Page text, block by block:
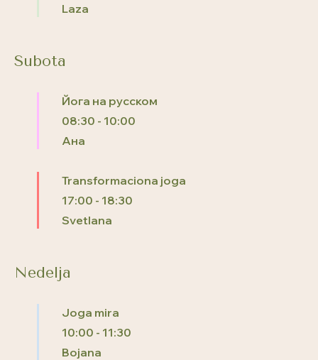
Laza
Subota
Йога на русском
08:30 - 10:00
Ана
Transformaciona joga
17:00 - 18:30
Svetlana
Nedelja
Joga mira
10:00 - 11:30
Bojana